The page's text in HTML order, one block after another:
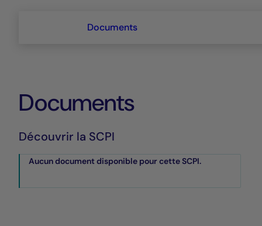
Documents
Documents
Découvrir la SCPI
Aucun document disponible pour cette SCPI.